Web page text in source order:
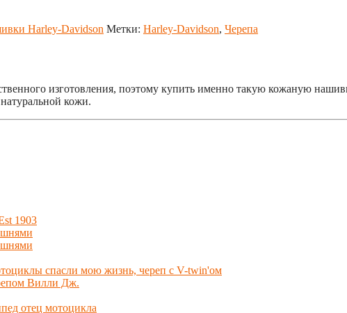
Harley-Davidson Метки: Harley-Davidson, Черепа
изготовления, поэтому купить именно такую кожаную
кожи.